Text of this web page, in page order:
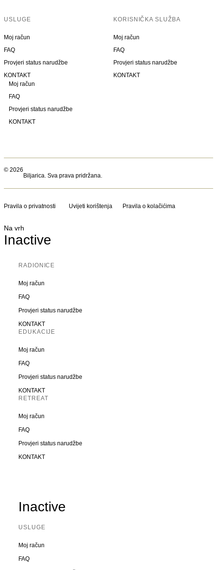
USLUGE
Moj račun
FAQ
Provjeri status narudžbe
KONTAKT
KORISNIČKA SLUŽBA
Moj račun
FAQ
Provjeri status narudžbe
KONTAKT
Moj račun
FAQ
Provjeri status narudžbe
KONTAKT
© 2026
Biljarica. Sva prava pridržana.
Pravila o privatnosti Uvijeti korištenja Pravila o kolačićima
Na vrh
Inactive
RADIONICE
Moj račun
FAQ
Provjeri status narudžbe
KONTAKT
EDUKACIJE
Moj račun
FAQ
Provjeri status narudžbe
KONTAKT
RETREAT
Moj račun
FAQ
Provjeri status narudžbe
KONTAKT
Inactive
USLUGE
Moj račun
FAQ